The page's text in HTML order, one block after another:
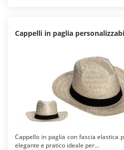
Cappelli in paglia
Cappello in paglia con fascia elastica
elegante e pratico ideale per...